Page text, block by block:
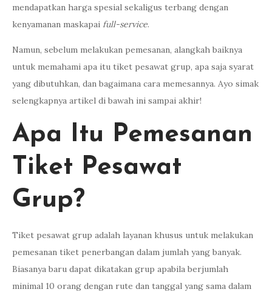
mendapatkan harga spesial sekaligus terbang dengan
kenyamanan maskapai full-service.
Namun, sebelum melakukan pemesanan, alangkah baiknya
untuk memahami apa itu tiket pesawat grup, apa saja syarat
yang dibutuhkan, dan bagaimana cara memesannya. Ayo simak
selengkapnya artikel di bawah ini sampai akhir!
Apa Itu Pemesanan
Tiket Pesawat
Grup?
Tiket pesawat grup adalah layanan khusus untuk melakukan
pemesanan tiket penerbangan dalam jumlah yang banyak.
Biasanya baru dapat dikatakan grup apabila berjumlah
minimal 10 orang dengan rute dan tanggal yang sama dalam